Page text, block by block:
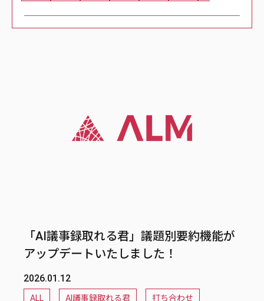
1
0
0
0
0
0
2
「AI議事録取れる君」議題別要約機能が
アップデートいたしました！
2026.01.12
ALL AI議事録取れる君 打ち合わせ